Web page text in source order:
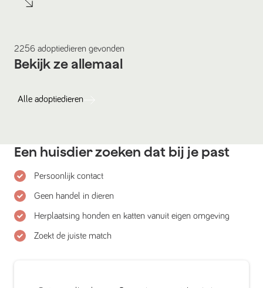
2256 adoptiedieren gevonden
Bekijk ze allemaal
Alle adoptiedieren
Een huisdier zoeken dat bij je past
Persoonlijk contact
Geen handel in dieren
Herplaatsing honden en katten vanuit eigen omgeving
Zoekt de juiste match